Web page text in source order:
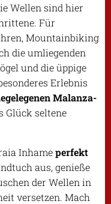
Wellen sind hier
Für
Mountainbiking
die umliegenden
und die üppige
Erlebnis
Malanza-
Glück seltene
Inhameperfekt
aus, genieße
der Wellen in
versetzen. Mach